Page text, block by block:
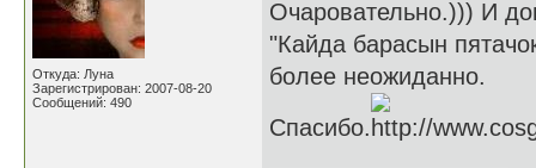
Откуда: Луна
Зарегистрирован: 2007-08-20
Сообщений: 490
Очаровательно.))) И
"Кайда барасын
более неожиданно.
Спасибо.